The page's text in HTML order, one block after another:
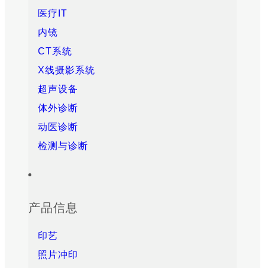
医疗IT
内镜
CT系统
X线摄影系统
超声设备
体外诊断
动医诊断
检测与诊断
产品信息
印艺
照片冲印